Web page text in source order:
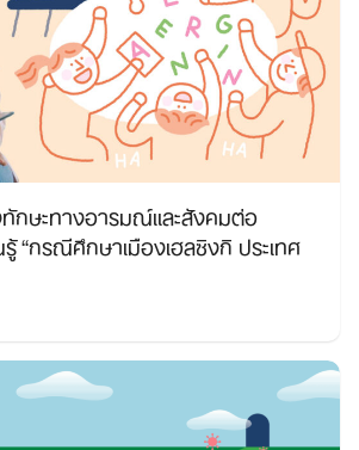
ษะทางอารมณ์และสังคมต่อ
“กรณีศึกษาเมืองเฮลซิงกิ ประเทศ